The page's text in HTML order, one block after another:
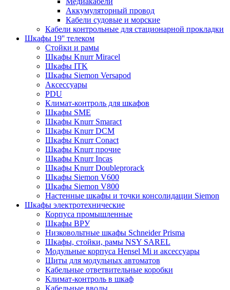
Аккумуляторный провод
Кабели судовые и морские
Кабели контрольные для стационарной прокладки
Шкафы 19'' телеком
Стойки и рамы
Шкафы Knurr Miracel
Шкафы ITK
Шкафы Siemon Versapod
Аксессуары
PDU
Климат-контроль для шкафов
Шкафы SME
Шкафы Knurr Smaract
Шкафы Knurr DCM
Шкафы Knurr Conact
Шкафы Knurr прочие
Шкафы Knurr Incas
Шкафы Knurr Doubleprorack
Шкафы Siemon V600
Шкафы Siemon V800
Настенные шкафы и точки консолидации Siemon
Шкафы электротехнические
Корпуса промышленные
Шкафы ВРУ
Низковольтные шкафы Schneider Prisma
Шкафы, стойки, рамы NSY SAREL
Модульные корпуса Hensel Mi и аксессуары
Щиты для модульных автоматов
Кабельные ответвительные коробки
Климат-контроль в шкаф
Кабельные вводы